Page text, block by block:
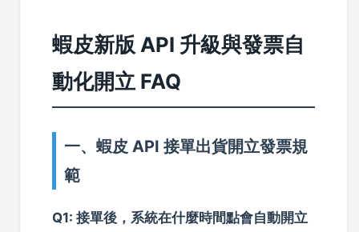
蝦皮新版 API 升級與發票自
動化開立 FAQ
一、蝦皮 API 接單出貨開立發票規
範
Q1: 接單後，系統在什麼時間點會自動開立